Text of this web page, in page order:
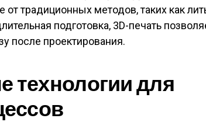
традиционных методов, таких как
подготовка, 3D-печать
после проектирования.
технологии для